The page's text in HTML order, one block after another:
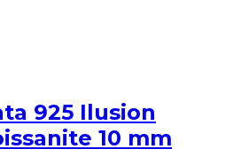
925 Ilusion
10 mm